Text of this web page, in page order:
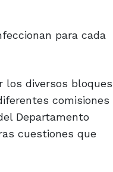
para cada
los diversos bloques
comisiones
Departamento
cuestiones que